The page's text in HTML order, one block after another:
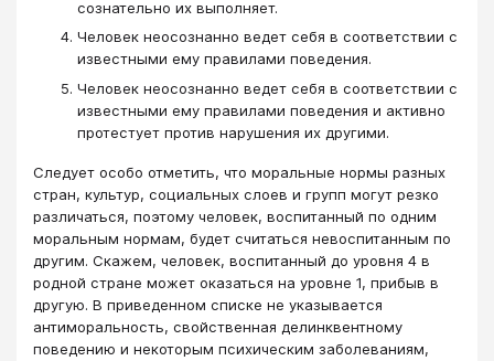
сознательно их выполняет.
Человек неосознанно ведет себя в соответствии с
известными ему правилами поведения.
Человек неосознанно ведет себя в соответствии с
известными ему правилами поведения и активно
протестует против нарушения их другими.
Следует особо отметить, что моральные нормы разных
стран, культур, социальных слоев и групп могут резко
различаться, поэтому человек, воспитанный по одним
моральным нормам, будет считаться невоспитанным по
другим. Скажем, человек, воспитанный до уровня 4 в
родной стране может оказаться на уровне 1, прибыв в
другую. В приведенном списке не указывается
антиморальность, свойственная делинквентному
поведению и некоторым психическим заболеваниям,